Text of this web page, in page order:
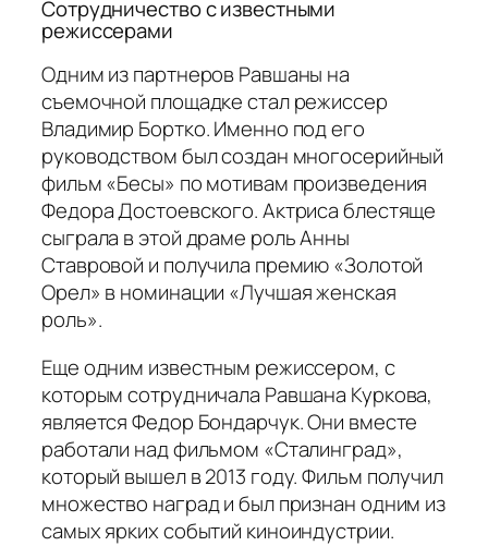
Сотрудничество с известными
режиссерами
Одним из партнеров Равшаны на
съемочной площадке стал режиссер
Владимир Бортко. Именно под его
руководством был создан многосерийный
фильм «Бесы» по мотивам произведения
Федора Достоевского. Актриса блестяще
сыграла в этой драме роль Анны
Ставровой и получила премию «Золотой
Орел» в номинации «Лучшая женская
роль».
Еще одним известным режиссером, с
которым сотрудничала Равшана Куркова,
является Федор Бондарчук. Они вместе
работали над фильмом «Сталинград»,
который вышел в 2013 году. Фильм получил
множество наград и был признан одним из
самых ярких событий киноиндустрии.